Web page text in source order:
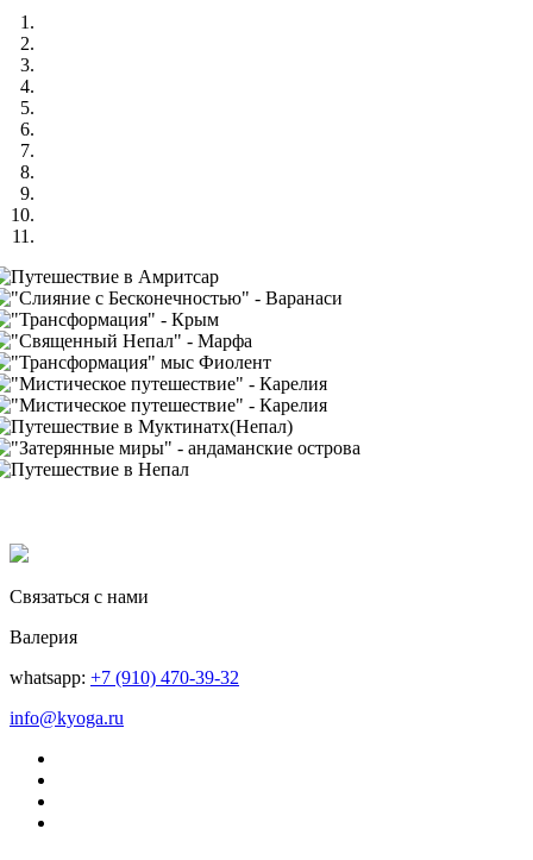
Связаться с нами
Валерия
whatsapp: +7 (910) 470-39-32
info@kyoga.ru